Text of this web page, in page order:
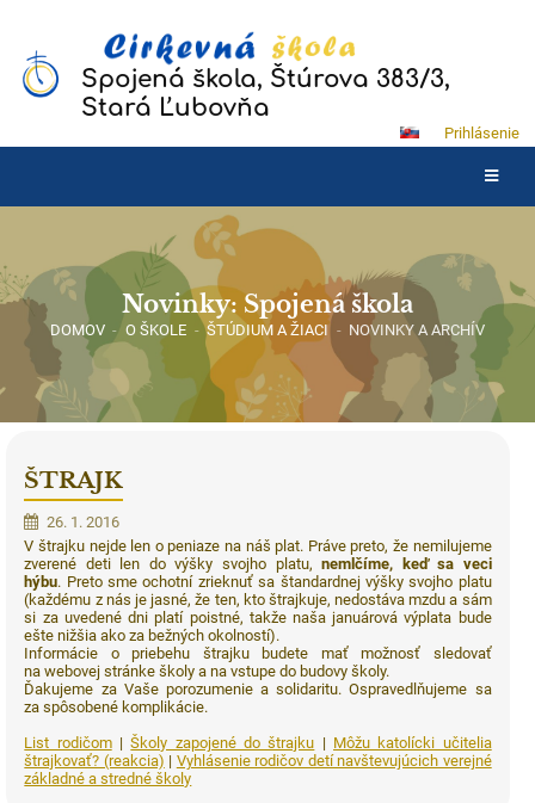
Spojená škola, Štúrova 383/3,
Stará Ľubovňa
Prihlásenie
Novinky: Spojená škola
DOMOV - O ŠKOLE - ŠTÚDIUM A ŽIACI - NOVINKY A ARCHÍV
ŠTRAJK
26. 1. 2016
V štrajku nejde len o peniaze na náš plat. Práve preto, že nemilujeme
zverené deti len do výšky svojho platu,nemlčíme, keď sa veci
hýbu. Preto sme ochotní zrieknuť sa štandardnej výšky svojho platu
(každému z nás je jasné, že ten, kto štrajkuje, nedostáva mzdu a sám
si za uvedené dni platí poistné, takže naša januárová výplata bude
ešte nižšia ako za bežných okolností).
Informácie o priebehu štrajku budete mať možnosť sledovať
na webovej stránke školy a na vstupe do budovy školy.
Ďakujeme za Vaše porozumenie a solidaritu. Ospravedlňujeme sa
za spôsobené komplikácie.
List rodičom|Školy zapojené do štrajku | Môžu katolícki učitelia
štrajkovať? (reakcia) | Vyhlásenie rodičov detí navštevujúcich verejné
základné a stredné školy